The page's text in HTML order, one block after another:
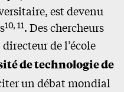
est devenu
10, 11. Des chercheurs
directeur de l’école
de technologie de
un débat mondial